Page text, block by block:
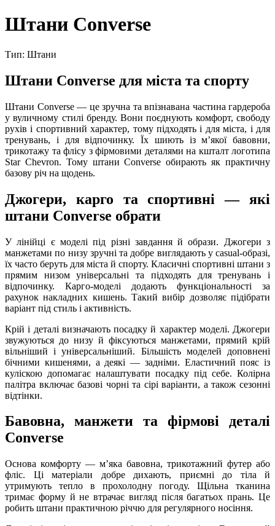
Штани Converse
Тип: Штани
Штани Converse для міста та спорту
Штани Converse — це зручна та впізнавана частина гардероба
у вуличному стилі бренду. Вони поєднують комфорт, свободу
рухів і спортивний характер, тому підходять і для міста, і для
тренувань, і для відпочинку. Їх шиють із мʼякої бавовни,
трикотажу та флісу з фірмовими деталями на кшталт логотипа
Star Chevron. Тому штани Converse обирають як практичну
базову річ на щодень.
Джогери, карго та спортивні — які
штани Converse обрати
У лінійці є моделі під різні завдання й образи. Джогери з
манжетами по низу зручні та добре виглядають у casual-образі,
їх часто беруть для міста й спорту. Класичні спортивні штани з
прямим низом універсальні та підходять для тренувань і
відпочинку. Карго-моделі додають функціональності за
рахунок накладних кишень. Такий вибір дозволяє підібрати
варіант під стиль і активність.
Крій і деталі визначають посадку й характер моделі. Джогери
звужуються до низу й фіксуються манжетами, прямий крій
вільніший і універсальніший. Більшість моделей доповнені
бічними кишенями, а деякі — задніми. Еластичний пояс із
куліскою допомагає налаштувати посадку під себе. Колірна
палітра включає базові чорні та сірі варіанти, а також сезонні
відтінки.
Бавовна, манжети та фірмові деталі
Converse
Основа комфорту — мʼяка бавовна, трикотажний футер або
фліс. Ці матеріали добре дихають, приємні до тіла й
утримують тепло в прохолодну погоду. Щільна тканина
тримає форму й не втрачає вигляд після багатьох прань. Це
робить штани практичною річчю для регулярного носіння.